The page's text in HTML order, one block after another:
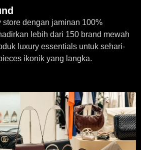
store dengan jaminan 100%
lebih dari 150 brand mewah
luxury essentials untuk sehari-
ikonik yang langka.